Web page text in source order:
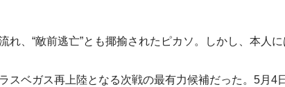
、“敵前逃亡”とも揶揄されたピカソ。しかし、本人に
スベガス再上陸となる次戦の最有力候補だった。5月4